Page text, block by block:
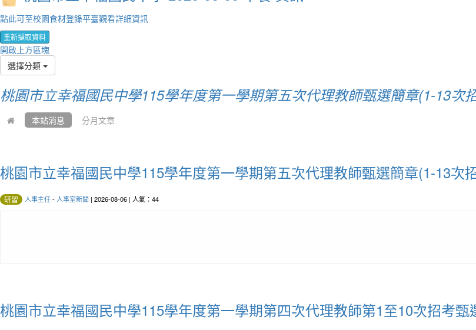
點此可至校園食材登錄平臺觀看詳細資訊
重新擷取資料
開啟上方區塊
選擇分類
桃園市立幸福國民中學115學年度第一學期第五次代理教師甄選簡章(1-13次
本站消息 分月文章
桃園市立幸福國民中學115學年度第一學期第五次代理教師甄選簡章(1-13次
研習 人事主任- 人事室新聞 | 2026-08-06 | 人氣：44
桃園市立幸福國民中學115學年度第一學期第四次代理教師第1至10次招考甄